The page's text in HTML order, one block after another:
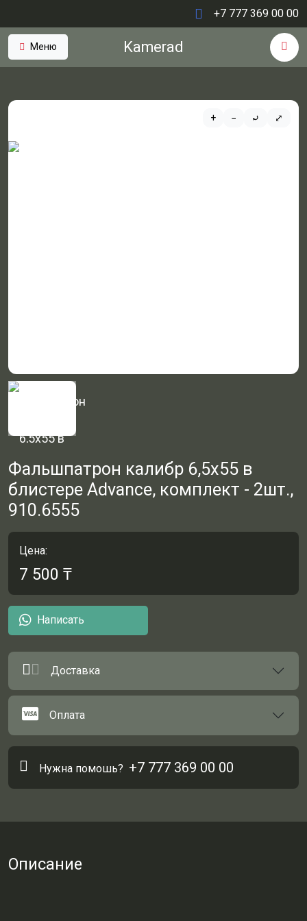
+7 777 369 00 00
Меню Kamerad
+ − ⤾ ⤢
Фальшпатрон калибр 6,5х55 в
блистере Advance, комплект - 2шт.,
910.6555
Цена:
7 500 ₸
Написать
Доставка
Оплата
Нужна помошь? +7 777 369 00 00
Описание